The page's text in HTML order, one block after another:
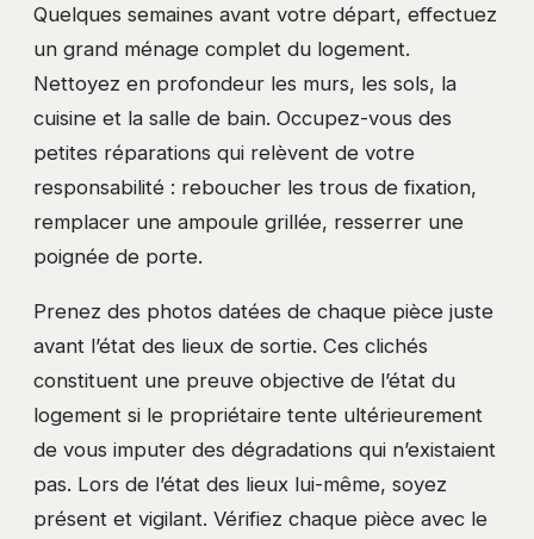
Quelques semaines avant votre départ, effectuez
un grand ménage complet du logement.
Nettoyez en profondeur les murs, les sols, la
cuisine et la salle de bain. Occupez-vous des
petites réparations qui relèvent de votre
responsabilité : reboucher les trous de fixation,
remplacer une ampoule grillée, resserrer une
poignée de porte.
Prenez des photos datées de chaque pièce juste
avant l’état des lieux de sortie. Ces clichés
constituent une preuve objective de l’état du
logement si le propriétaire tente ultérieurement
de vous imputer des dégradations qui n’existaient
pas. Lors de l’état des lieux lui-même, soyez
présent et vigilant. Vérifiez chaque pièce avec le